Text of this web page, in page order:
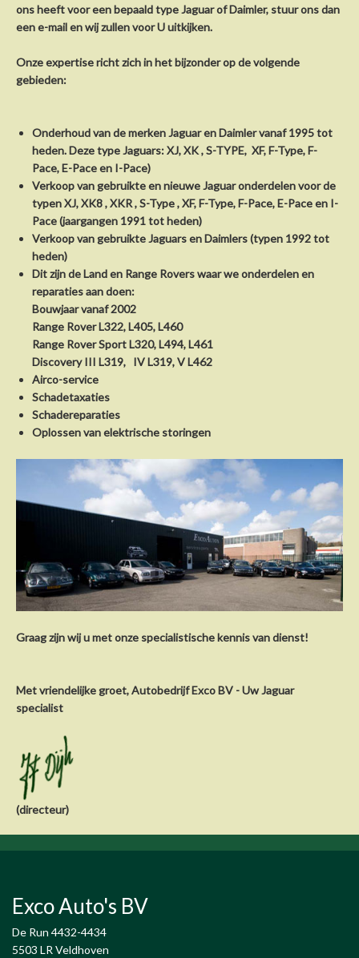
ons heeft voor een bepaald type Jaguar of Daimler, stuur ons dan
een e-mail en wij zullen voor U uitkijken.
Onze expertise richt zich in het bijzonder op de volgende
gebieden:
Onderhoud van de merken Jaguar en Daimler vanaf 1995 tot
heden. Deze type Jaguars: XJ, XK , S-TYPE, XF, F-Type, F-
Pace, E-Pace en I-Pace)
Verkoop van gebruikte en nieuwe Jaguar onderdelen voor de
typen XJ, XK8 , XKR , S-Type , XF, F-Type, F-Pace, E-Pace en I-
Pace (jaargangen 1991 tot heden)
Verkoop van gebruikte Jaguars en Daimlers (typen 1992 tot
heden)
Dit zijn de Land en Range Rovers waar we onderdelen en
reparaties aan doen:
Bouwjaar vanaf 2002
Range Rover L322, L405, L460
Range Rover Sport L320, L494, L461
Discovery III L319, IV L319, V L462
Airco-service
Schadetaxaties
Schadereparaties
Oplossen van elektrische storingen
Graag zijn wij u met onze specialistische kennis van dienst!
Met vriendelijke groet, Autobedrijf Exco BV - Uw Jaguar
specialist
(directeur)
Exco Auto's BV
De Run 4432-4434
5503 LR Veldhoven